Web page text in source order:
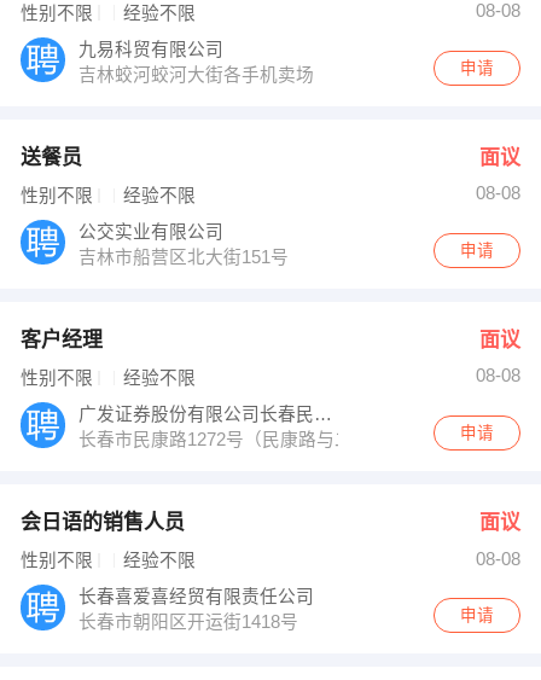
性别不限 经验不限
08-08
九易科贸有限公司
吉林蛟河蛟河大街各手机卖场
申请
送餐员 面议
性别不限 经验不限
08-08
公交实业有限公司
吉林市船营区北大街151号
申请
客户经理 面议
性别不限 经验不限
08-08
广发证券股份有限公司长春民康路证券营业部
长春市民康路1272号（民康路与二道街交汇处）申请
会日语的销售人员 面议
性别不限 经验不限
08-08
长春喜爱喜经贸有限责任公司
长春市朝阳区开运街1418号
申请